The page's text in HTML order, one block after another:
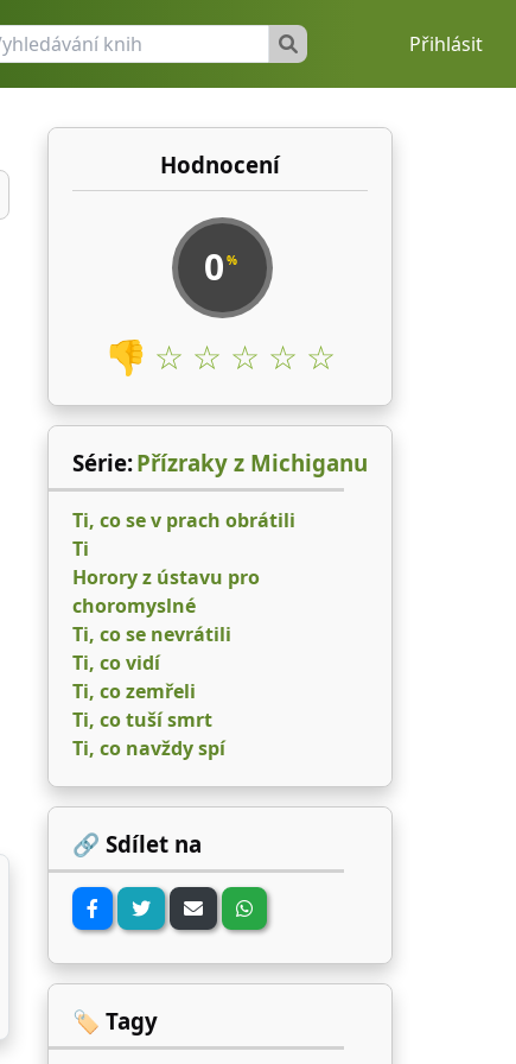
Přihlásit
Hodnocení
0 %
👎 ☆ ☆ ☆ ☆ ☆
Série:Přízraky z Michiganu
Ti, co se v prach obrátili
Ti
Horory z ústavu pro
choromyslné
Ti, co se nevrátili
Ti, co vidí
Ti, co zemřeli
Ti, co tuší smrt
Ti, co navždy spí
🔗 Sdílet na
🏷️ Tagy